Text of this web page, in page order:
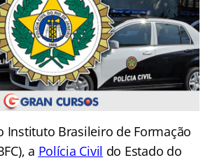
Instituto Brasileiro de Formação
a Polícia Civil do Estado do